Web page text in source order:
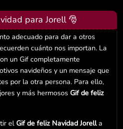
para Jorell 🎅
adecuado para dar a otros
cuánto nos importan. La
un Gif completamente
navideños y un mensaje que
por la otra persona. Para ello,
y más hermosos Gif de feliz
elGif de feliz Navidad Jorella